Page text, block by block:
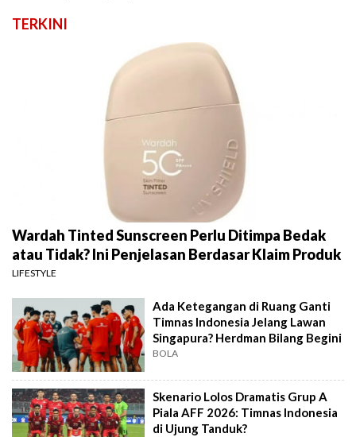
TERKINI
Wardah Tinted Sunscreen Perlu Ditimpa Bedak
atau Tidak? Ini Penjelasan Berdasar Klaim Produk
LIFESTYLE
Ada Ketegangan di Ruang Ganti
Timnas Indonesia Jelang Lawan
Singapura? Herdman Bilang Begini
BOLA
Skenario Lolos Dramatis Grup A
Piala AFF 2026: Timnas Indonesia
di Ujung Tanduk?